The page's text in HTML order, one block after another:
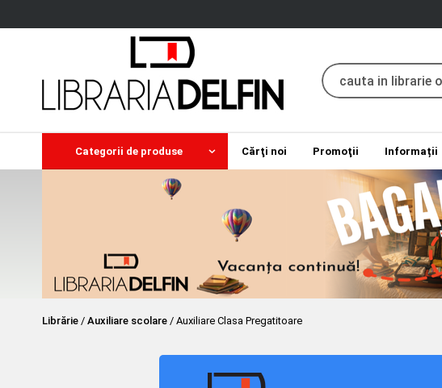
Categorii de produse Cărţi noi Promoţii Informații
Librărie / Auxiliare scolare / Auxiliare Clasa Pregatitoare